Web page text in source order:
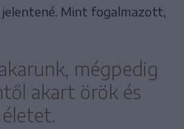
jelentené. Mint fogalmazott,
mégpedig
akart örök és